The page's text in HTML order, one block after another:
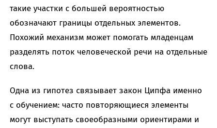
такие участки с большей вероятностью
обозначают границы отдельных элементов.
Похожий механизм может помогать младенцам
разделять поток человеческой речи на отдельные
слова.
Одна из гипотез связывает закон Ципфа именно
с обучением: часто повторяющиеся элементы
могут выступать своеобразными ориентирами и